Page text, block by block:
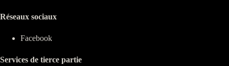
Réseaux sociaux
Facebook
Services de tierce partie